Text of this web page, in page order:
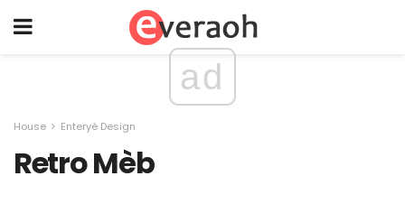
ad
House Enteryè Design
Retro Mèb